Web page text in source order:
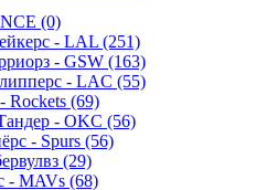
(0)
- LAL (251)
- GSW (163)
- LAC (55)
Rockets (69)
- OKC (56)
- Spurs (56)
(29)
- MAVs (68)